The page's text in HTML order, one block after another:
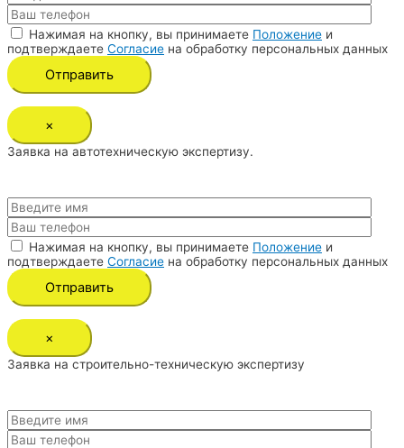
Нажимая на кнопку, вы принимаете Положение и
подтверждаете Согласие на обработку персональных данных
×
Заявка на автотехническую экспертизу.
Нажимая на кнопку, вы принимаете Положение и
подтверждаете Согласие на обработку персональных данных
×
Заявка на строительно-техническую экспертизу